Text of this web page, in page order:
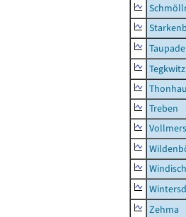
Tegkwitz
Treben
Zehma